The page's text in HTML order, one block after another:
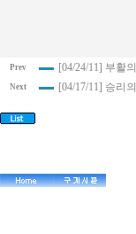
Prev [04/24/11] 부활
Next [04/17/11] 승리